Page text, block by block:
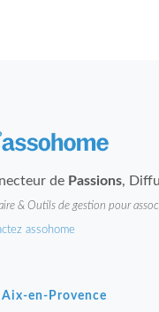
de Passions,
& Outils de gestion pour
assohome
Aix-en-Provence